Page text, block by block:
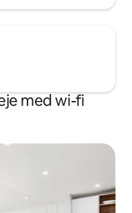
med wi-fi